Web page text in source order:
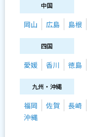
中国
岡山 広島 島根
四国
愛媛 香川 徳島
九州・沖縄
福岡 佐賀 長崎
沖縄